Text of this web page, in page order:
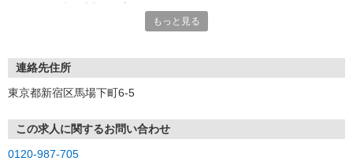
もっと見る
連絡先住所
東京都新宿区馬場下町6-5
この求人に関するお問い合わせ
0120-987-705